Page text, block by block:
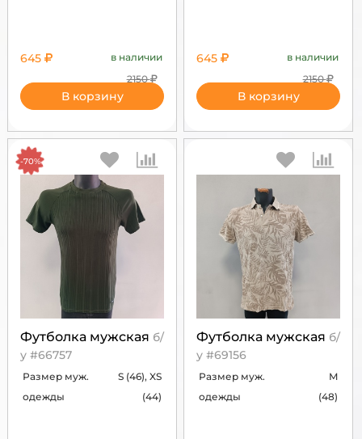
645
в наличии
2150
В корзину
645
в наличии
2150
В корзину
Футболка мужская б/
у #66757
Размер муж.
одежды
S (46), XS
(44)
-70%
Футболка мужская б/
у #69156
Размер муж.
одежды
M
(48)